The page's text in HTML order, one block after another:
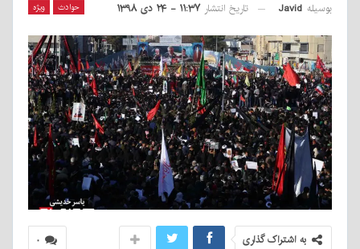
حوادث ویژه بوسیله Javid تاریخ انتشار ۱۱:۳۷ - ۲۴ دی ۱۳۹۸
۰ به اشتراک گذاری